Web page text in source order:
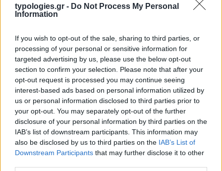
typologies.gr - Do Not Process My Personal
Information
If you wish to opt-out of the sale, sharing to third parties, or
processing of your personal or sensitive information for
targeted advertising by us, please use the below opt-out
section to confirm your selection. Please note that after your
opt-out request is processed you may continue seeing
interest-based ads based on personal information utilized by
us or personal information disclosed to third parties prior to
your opt-out. You may separately opt-out of the further
disclosure of your personal information by third parties on the
IAB’s list of downstream participants. This information may
also be disclosed by us to third parties on the IAB’s List of
Downstream Participants that may further disclose it to other
ΑΙΧΜΕΣ: Και άλλες αποχωρήσεις και
άλλες συμφωνίες
Το Καλοκαίρι αυτό στα ΜΜΕ θυμίζει αίθουσα αφίξεων και
αναχωρήσεων αεροδρομίου. Άλλοι γνωρίζουν τον
προορισμό τους και άλλοι αλλάζουν πορεία, ενώ έχουν
ξεκινήσει για άλλου καταλήγουν σε άλλο σημείο. Η
κινητικότητα είναι συνάρτηση πολλών παραγόντων,
ορισμένοι εκ των οποίων δεν είναι ορατοί προς το
παρόν. Λέγεται πως ο Ιβάν Σαββίδης τα βρήκε με την